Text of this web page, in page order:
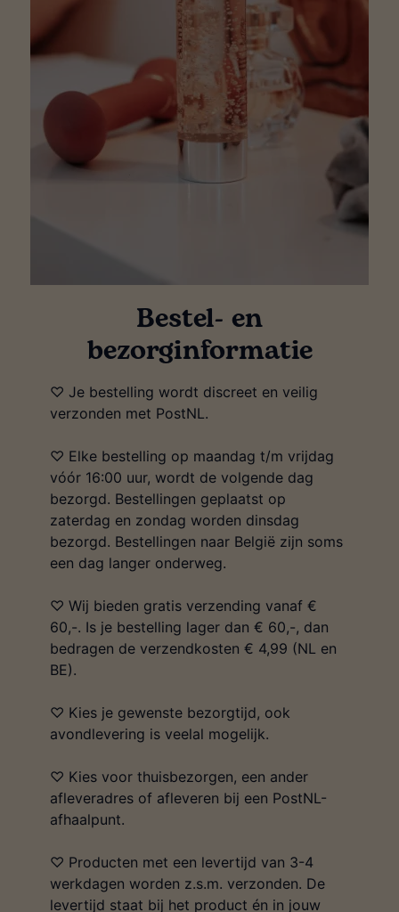
Bestel- en
bezorginformatie
♡ Je bestelling wordt discreet en veilig
verzonden met PostNL.
♡ Elke bestelling op maandag t/m vrijdag
vóór 16:00 uur, wordt de volgende dag
bezorgd. Bestellingen geplaatst op
zaterdag en zondag worden dinsdag
bezorgd. Bestellingen naar België zijn soms
een dag langer onderweg.
♡ Wij bieden gratis verzending vanaf €
60,-. Is je bestelling lager dan € 60,-, dan
bedragen de verzendkosten € 4,99 (NL en
BE).
♡ Kies je gewenste bezorgtijd, ook
avondlevering is veelal mogelijk.
♡ Kies voor thuisbezorgen, een ander
afleveradres of afleveren bij een PostNL-
afhaalpunt.
♡ Producten met een levertijd van 3-4
werkdagen worden z.s.m. verzonden. De
levertijd staat bij het product én in jouw